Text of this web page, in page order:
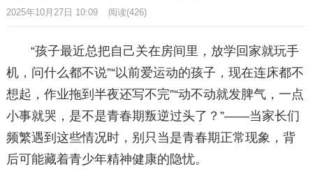
2025年10月27日 10:09
阅读(426)
“孩子最近总把自己关在房间里，放学回家就玩手
机，问什么都不说”“以前爱运动的孩子，现在连床都不
想起，作业拖到半夜还写不完”“动不动就发脾气，一点
小事就哭，是不是青春期叛逆过头了？”——当家长们
频繁遇到这些情况时，别只当是青春期正常现象，背
后可能藏着青少年精神健康的隐忧。